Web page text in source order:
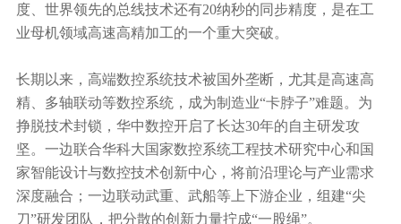
度、世界领先的总线技术还有20纳秒的同步精度，是在工
业母机领域高速高精加工的一个重大突破。
长期以来，高端数控系统技术被国外垄断，尤其是高速高
精、多轴联动等数控系统，成为制造业“卡脖子”难题。为
挣脱技术封锁，华中数控开启了长达30年的自主研发攻
坚。一边联合华科大国家数控系统工程技术研究中心和国
家智能设计与数控技术创新中心，将前沿理论与产业需求
深度融合；一边联动武重、武船等上下游企业，组建“尖
刀”研发团队，把分散的创新力量拧成“一股绳”。